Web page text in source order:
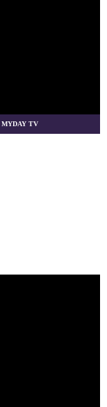
Myday TV